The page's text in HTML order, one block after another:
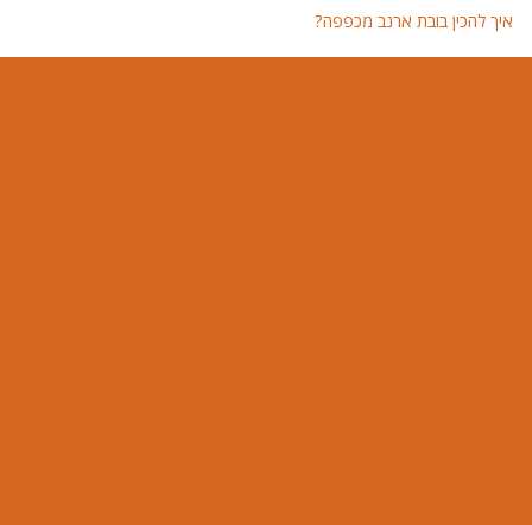
איך להכין בובת ארנב מכפפה?